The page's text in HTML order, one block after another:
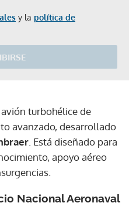
y la política de
turbohélice de
avanzado, desarrollado
. Está diseñado para
apoyo aéreo
Nacional Aeronaval